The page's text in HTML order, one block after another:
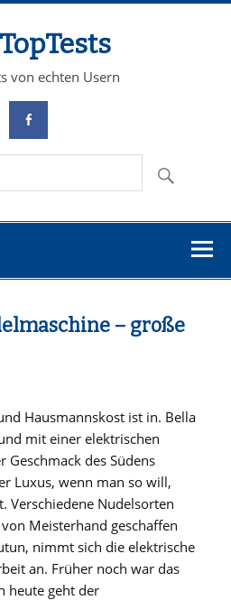
TopTests
von echten Usern
– große
Hausmannskost ist in. Bella
mit einer elektrischen
des Südens
Luxus, wenn man so will,
Verschiedene Nudelsorten
Meisterhand geschaffen
nimmt sich die elektrische
an. Früher noch war das
heute geht der